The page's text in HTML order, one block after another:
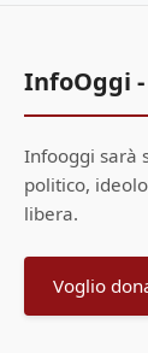
InfoOggi
Infooggi sarà
politico,
libera.
Voglio